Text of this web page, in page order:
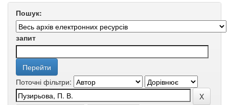
Пошук:
запит
Поточні фільтри: